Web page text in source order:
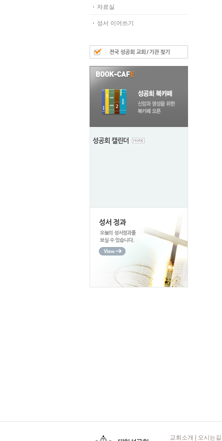
자료실
성서 이어쓰기
교회소개 오시는길